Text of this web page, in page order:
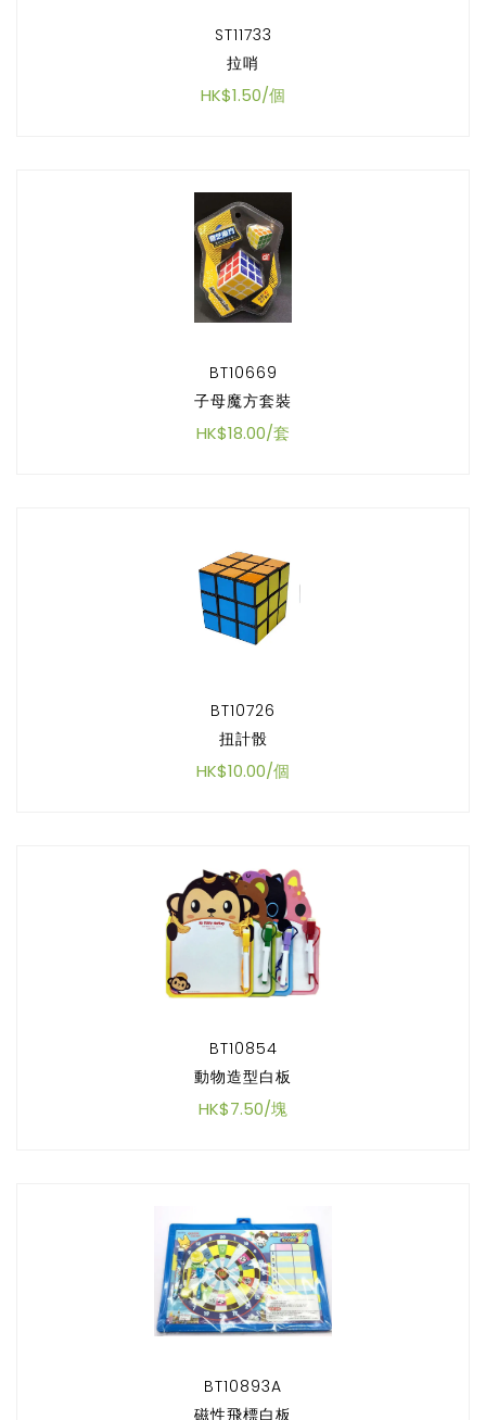
ST11733
拉哨
HK$1.50/個
BT10669
子母魔方套裝
HK$18.00/套
BT10726
扭計骰
HK$10.00/個
BT10854
動物造型白板
HK$7.50/塊
BT10893A
磁性飛標白板